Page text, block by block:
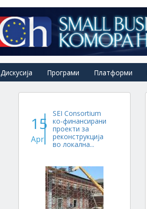
Дискусија Програми Платформи
15
Apr
SEI Consortium
ко-финансирани
проекти за
реконструкција
во локална...